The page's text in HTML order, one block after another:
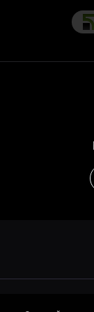
Сейф
Сейф
Сейф
Сейф CLE I.75.ET
Сейфы-тайники
Сейфы для денег:
Сейфы
Недорогие сейфы
Оружейные
Оружейные